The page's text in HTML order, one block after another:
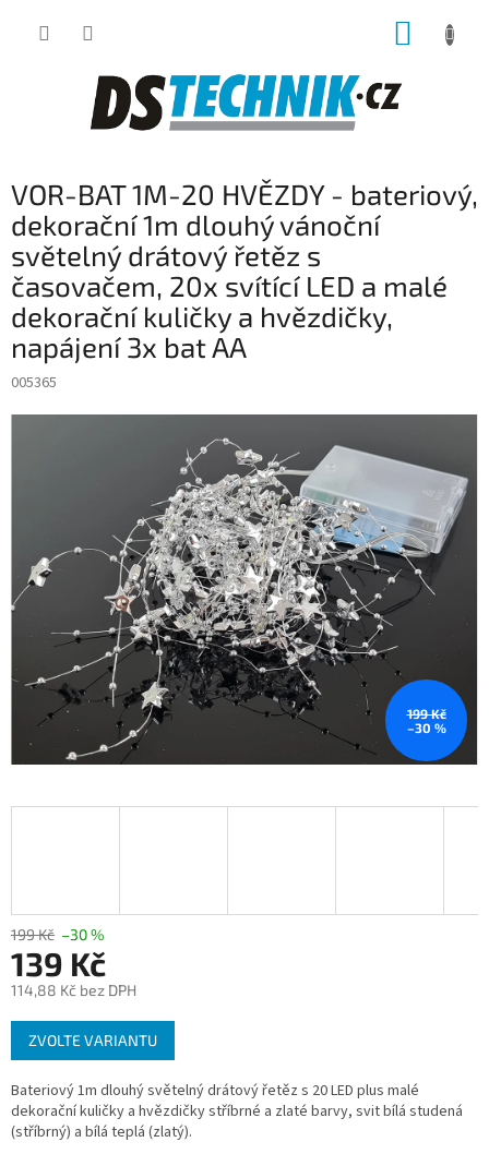
VOR-BAT 1M-20 HVĚZDY - bateriový,
dekorační 1m dlouhý vánoční
světelný drátový řetěz s
časovačem, 20x svítící LED a malé
dekorační kuličky a hvězdičky,
napájení 3x bat AA
005365
199 Kč
–30 %
199 Kč –30 %
139 Kč
114,88 Kč bez DPH
Měrná
cena:
ZVOLTE VARIANTU
Bateriový 1m dlouhý světelný drátový řetěz s 20 LED plus malé
dekorační kuličky a hvězdičky stříbrné a zlaté barvy, svit bílá studená
(stříbrný) a bílá teplá (zlatý).